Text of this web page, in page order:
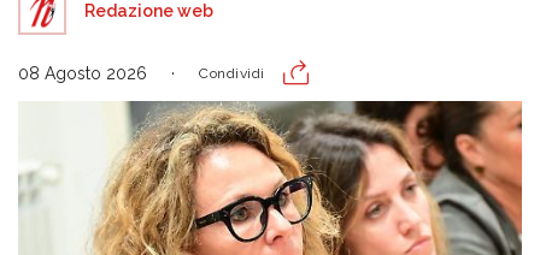
Redazione web
08 Agosto 2026 Condividi